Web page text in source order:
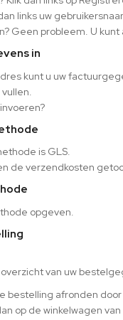
links uw
Geen probleem. U
in
kunt u uw
is GLS.
de verzendkosten
opgeven.
van uw
bestelling afronden
op de winkelwagen